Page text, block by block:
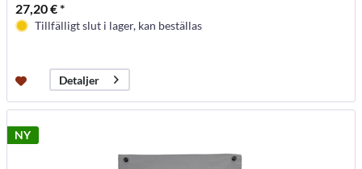
27,20 € *
Tillfälligt slut i lager, kan beställas
Detaljer
NY